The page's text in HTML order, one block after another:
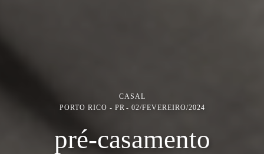
CASAL
PORTO RICO - PR
02/FEVEREIRO/2024
pré-casamento